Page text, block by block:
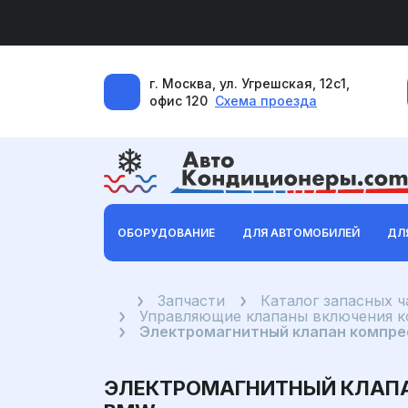
г. Москва, ул. Угрешская, 12с1,
офис 120 Схема проезда
ОБОРУДОВАНИЕ ДЛЯ АВТОМОБИЛЕЙ
ГлавнаяЗапчасти
Каталог запасных
Управляющие клапаны включения
Электромагнитный клапан
ЭЛЕКТРОМАГНИТНЫЙ